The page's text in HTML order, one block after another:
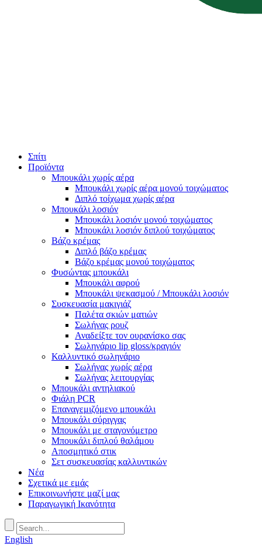
Σπίτι
Προϊόντα
Μπουκάλι χωρίς αέρα
Μπουκάλι χωρίς αέρα μονού τοιχώματος
Διπλό τοίχωμα χωρίς αέρα
Μπουκάλι λοσιόν
Μπουκάλι λοσιόν μονού τοιχώματος
Μπουκάλι λοσιόν διπλού τοιχώματος
Βάζο κρέμας
Διπλό βάζο κρέμας
Βάζο κρέμας μονού τοιχώματος
Φυσώντας μπουκάλι
Μπουκάλι αφρού
Μπουκάλι ψεκασμού / Μπουκάλι λοσιόν
Συσκευασία μακιγιάζ
Παλέτα σκιών ματιών
Σωλήνας ρουζ
Αναδείξτε τον ουρανίσκο σας
Σωληνάριο lip gloss/κραγιόν
Καλλυντικό σωληνάριο
Σωλήνας χωρίς αέρα
Σωλήνας λειτουργίας
Μπουκάλι αντηλιακού
Φιάλη PCR
Επαναγεμιζόμενο μπουκάλι
Μπουκάλι σύριγγας
Μπουκάλι με σταγονόμετρο
Μπουκάλι διπλού θαλάμου
Αποσμητικό στικ
Σετ συσκευασίας καλλυντικών
Νέα
Σχετικά με εμάς
Επικοινωνήστε μαζί μας
Παραγωγική Ικανότητα
English